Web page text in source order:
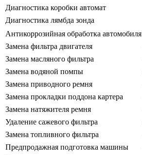
Диагностика коробки автомат
Диагностика лямбда зонда
Антикоррозийная обработка автомобиля
Замена фильтра двигателя
Замена масляного фильтра
Замена водяной помпы
Замена приводного ремня
Замена прокладки поддона картера
Замена натяжителя ремня
Удаление сажевого фильтра
Замена топливного фильтра
Предпродажная подготовка машины